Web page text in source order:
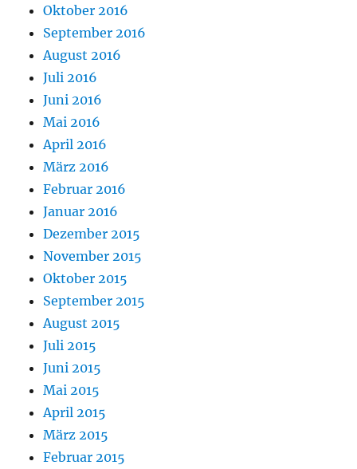
Oktober 2016
September 2016
August 2016
Juli 2016
Juni 2016
Mai 2016
April 2016
März 2016
Februar 2016
Januar 2016
Dezember 2015
November 2015
Oktober 2015
September 2015
August 2015
Juli 2015
Juni 2015
Mai 2015
April 2015
März 2015
Februar 2015